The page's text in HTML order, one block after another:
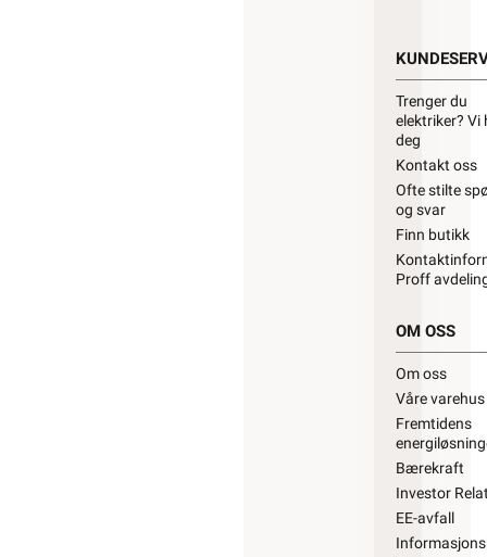
Trenger du
elektriker? Vi
deg
Kontakt oss
Ofte stilte
og svar
Finn butikk
Proff
OM OSS
Om oss
Våre varehus
Fremtidens
Bærekraft
Investor
EE-avfall